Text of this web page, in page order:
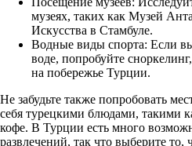
музеях, таких как Музей
Искусства в Стамбуле.
Водные виды спорта: Если
воде, попробуйте
на побережье Турции.
Не забудьте также попробовать
себя турецкими блюдами, такими
кофе. В Турции есть много
развлечений, так что выберите то,